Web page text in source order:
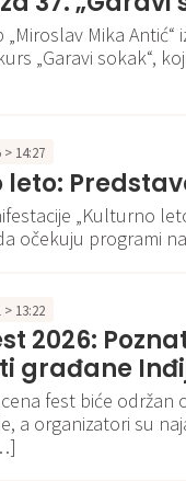
„Miroslav Mika
„Garavi sokak“,
> 14:27
leto:
„Kulturno
očekuju programi
> 13:22
2026:
građane
fest biće
a organizatori su